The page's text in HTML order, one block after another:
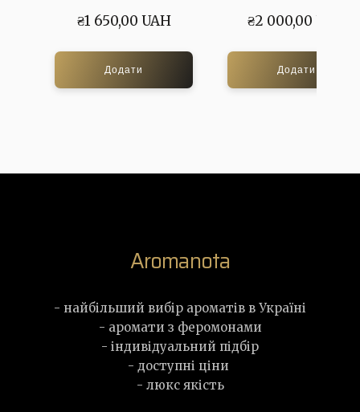
₴1 650,00 UAH
Додати
₴2 000,00 UAH
Додати
Aromanota
- найбільший вибір ароматів в Україні
- аромати з феромонами
- індивідуальний підбір
- доступні ціни
- люкс якість